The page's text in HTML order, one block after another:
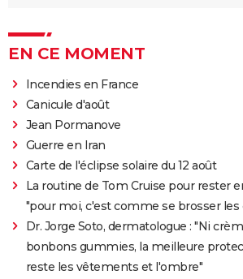
EN CE MOMENT
Incendies en France
Canicule d'août
Jean Pormanove
Guerre en Iran
Carte de l'éclipse solaire du 12 août
La routine de Tom Cruise pour rester
"pour moi, c'est comme se brosser les
Dr. Jorge Soto, dermatologue : "Ni
bonbons gummies, la meilleure
reste les vêtements et l'ombre"